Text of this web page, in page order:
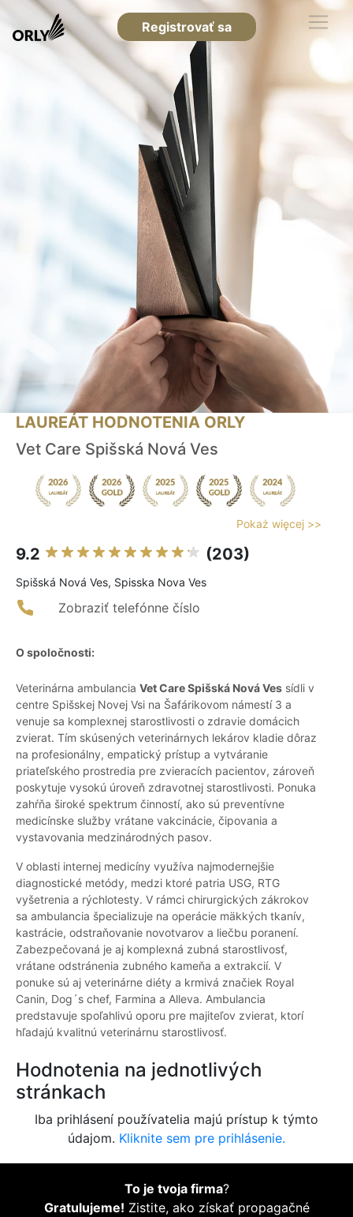
Registrovať sa
LAUREÁT HODNOTENIA ORLY
Vet Care Spišská Nová Ves
Pokaż więcej >>
9.2 (203)
Spišská Nová Ves, Spisska Nova Ves
Zobraziť telefónne číslo
O spoločnosti:
Veterinárna ambulancia Vet Care Spišská Nová Ves sídli v
centre Spišskej Novej Vsi na Šafárikovom námestí 3 a
venuje sa komplexnej starostlivosti o zdravie domácich
zvierat. Tím skúsených veterinárnych lekárov kladie dôraz
na profesionálny, empatický prístup a vytváranie
priateľského prostredia pre zvieracích pacientov, zároveň
poskytuje vysokú úroveň zdravotnej starostlivosti. Ponuka
zahŕňa široké spektrum činností, ako sú preventívne
medicínske služby vrátane vakcinácie, čipovania a
vystavovania medzinárodných pasov.
V oblasti internej medicíny využíva najmodernejšie
diagnostické metódy, medzi ktoré patria USG, RTG
vyšetrenia a rýchlotesty. V rámci chirurgických zákrokov
sa ambulancia špecializuje na operácie mäkkých tkanív,
kastrácie, odstraňovanie novotvarov a liečbu poranení.
Zabezpečovaná je aj komplexná zubná starostlivosť,
vrátane odstránenia zubného kameňa a extrakcií. V
ponuke sú aj veterinárne diéty a krmivá značiek Royal
Canin, Dog´s chef, Farmina a Alleva. Ambulancia
predstavuje spoľahlivú oporu pre majiteľov zvierat, ktorí
hľadajú kvalitnú veterinárnu starostlivosť.
Hodnotenia na jednotlivých
stránkach
Iba prihlásení používatelia majú prístup k týmto
údajom. Kliknite sem pre prihlásenie.
To je tvoja firma?
Gratulujeme! Zistite, ako získať propagačné